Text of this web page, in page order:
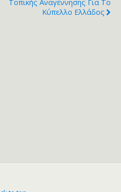
Τοπικής Αναγέννησης Για Το
Κύπελλο Ελλάδος